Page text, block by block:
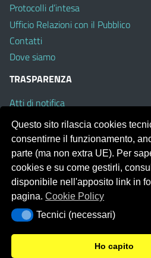
Protocolli d’intesa
Ufficio Relazioni con il Pubblico
Contatti
Dove siamo
TRASPARENZA
Atti di notifica
Albo on line
Amministrazione Trasparente
Obiettivi di Accessibilità
Portale realizzato con la piattaforma
Template Italia configurato sul tema
(Mizar)
Questo sito rilascia cookies
consentirne il funzionamento,
parte (ma non extra UE). Per
cookies e su come gestirli,
disponibile nell'apposito link in
pagina.Cookie Policy
Tecnici (necessari)
Tecnici (necessari)
Ho capito